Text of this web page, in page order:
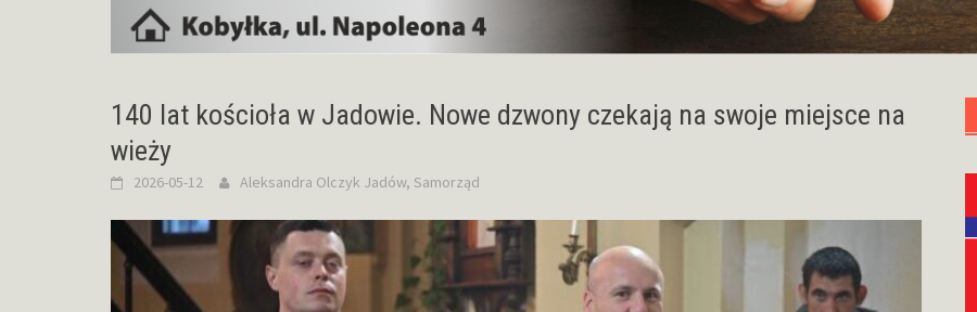
140 lat kościoła w Jadowie. Nowe dzwony czekają na swoje miejsce na
wieży
2026-05-12 Aleksandra Olczyk Jadów, Samorząd